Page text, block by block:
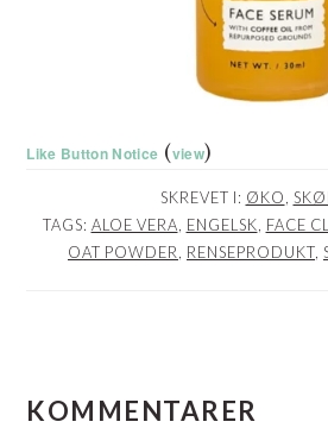
Like Button Notice (view)
SKREVET I: ØKO
TAGS: ALOE VERA ENGELSK FACE
OAT POWDER
RENSEPRODUKT
KOMMENTARER